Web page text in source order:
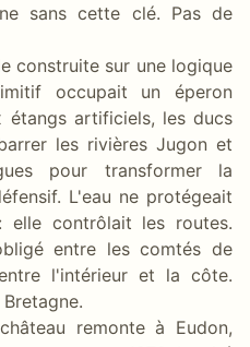
sans cette clé. Pas de
construite sur une logique
occupait un éperon
étangs artificiels, les ducs
les rivières Jugon et
pour transformer la
L'eau ne protégeait
elle contrôlait les routes.
entre les comtés de
l'intérieur et la côte.
remonte à Eudon,